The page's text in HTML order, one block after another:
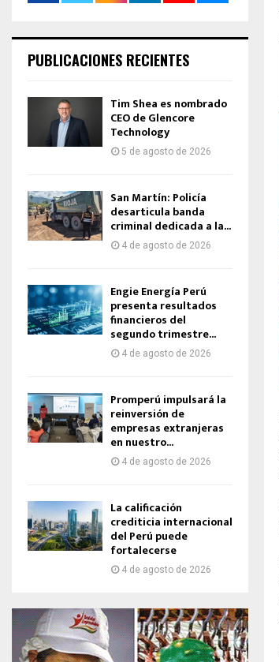
PUBLICACIONES RECIENTES
Tim Shea es nombrado
CEO de Glencore
Technology
5 de agosto de 2026
San Martín: Policía
desarticula banda
criminal dedicada a la...
4 de agosto de 2026
Engie Energía Perú
presenta resultados
financieros del
segundo trimestre...
4 de agosto de 2026
Promperú impulsará la
reinversión de
empresas extranjeras
en nuestro...
4 de agosto de 2026
La calificación
crediticia internacional
del Perú puede
fortalecerse
4 de agosto de 2026